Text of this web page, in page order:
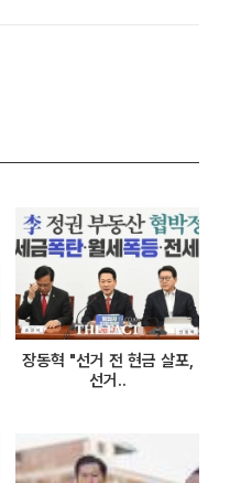
장동혁 "선거 전 현금 살포,
선거..